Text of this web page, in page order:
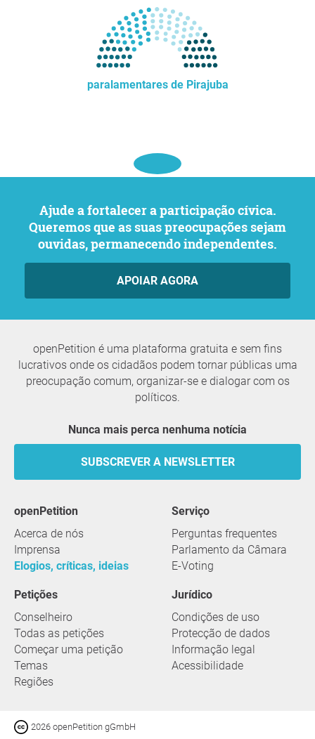
paralamentares de Pirajuba
Ajude a fortalecer a participação cívica.
Queremos que as suas preocupações sejam
ouvidas, permanecendo independentes.
APOIAR AGORA
openPetition é uma plataforma gratuita e sem fins
lucrativos onde os cidadãos podem tornar públicas uma
preocupação comum, organizar-se e dialogar com os
políticos.
Nunca mais perca nenhuma notícia
SUBSCREVER A NEWSLETTER
openPetition
Acerca de nós
Imprensa
Elogios, críticas, ideias
serviço
Perguntas frequentes
Parlamento da Câmara
E-Voting
Petições
Conselheiro
Todas as petições
Começar uma petição
Temas
Regiões
Jurídico
Condições de uso
Protecção de dados
Informação legal
Acessibilidade
2026 openPetition gGmbH